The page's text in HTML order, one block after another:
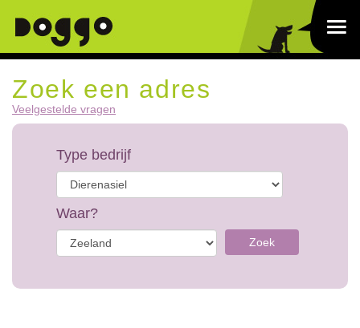
Zoek een adres
Veelgestelde vragen
Type bedrijf
Waar?
Zoek